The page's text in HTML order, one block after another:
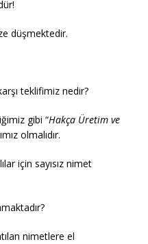
düşmektedir.
teklifimiz nedir?
gibi “Hakça Üretim ve
olmalıdır.
için sayısız nimet
nimetlere el